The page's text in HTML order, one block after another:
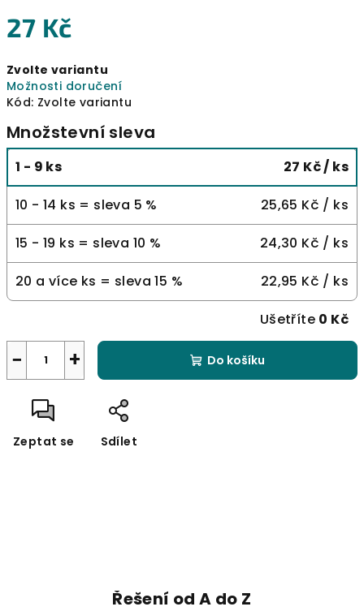
27 Kč
cena:
Zvolte variantu
Možnosti doručení
Kód: Zvolte variantu
Množstevní sleva
1 - 9 ks 27 Kč/ ks
10 - 14 ks = sleva 5 % 25,65 Kč / ks
15 - 19 ks = sleva 10 % 24,30 Kč / ks
20 a více ks = sleva 15 % 22,95 Kč / ks
Ušetříte 0 Kč
+
− Do košíku
Zeptat se Sdílet
Řešení od A do Z